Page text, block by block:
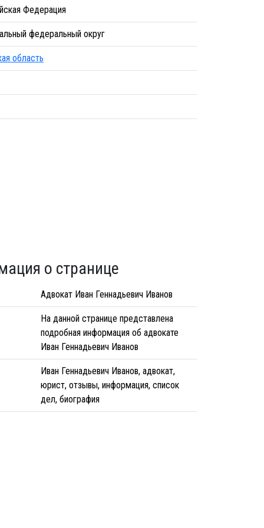
Федерация
федеральный округ
область
о странице
Адвокат Иван Геннадьевич Иванов
На данной странице представлена
подробная информация об адвокате
Иван Геннадьевич Иванов
Иван Геннадьевич Иванов, адвокат,
юрист, отзывы, информация, список
дел, биография